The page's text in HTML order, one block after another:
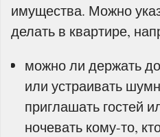
имущества. Можно
делать в квартире,
можно ли держать
или устраивать
приглашать гостей
ночевать кому-то,